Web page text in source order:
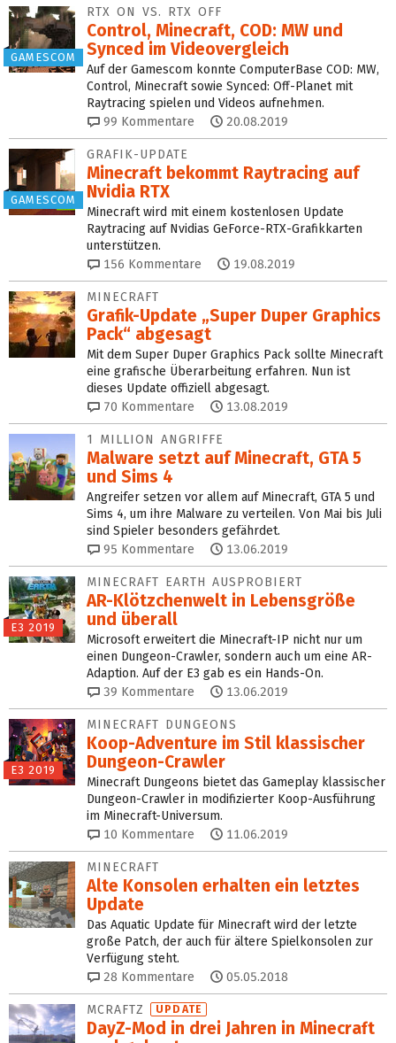
GAMESCOM
RTX ON VS. RTX OFF
Control, Minecraft, COD: MW und
Synced im Videovergleich
Auf der Gamescom konnte ComputerBase COD: MW,
Control, Minecraft sowie Synced: Off-Planet mit
Raytracing spielen und Videos aufnehmen.
99 Kommentare 20.08.2019
GAMESCOM
GRAFIK-UPDATE
Minecraft bekommt Raytracing auf
Nvidia RTX
Minecraft wird mit einem kostenlosen Update
Raytracing auf Nvidias GeForce-RTX-Grafikkarten
unterstützen.
156 Kommentare 19.08.2019
MINECRAFT
Grafik-Update „Super Duper Graphics
Pack“ abgesagt
Mit dem Super Duper Graphics Pack sollte Minecraft
eine grafische Überarbeitung erfahren. Nun ist
dieses Update offiziell abgesagt.
70 Kommentare 13.08.2019
1 MILLION ANGRIFFE
Malware setzt auf Minecraft, GTA 5
und Sims 4
Angreifer setzen vor allem auf Minecraft, GTA 5 und
Sims 4, um ihre Malware zu verteilen. Von Mai bis Juli
sind Spieler besonders gefährdet.
95 Kommentare 13.06.2019
E3 2019
MINECRAFT EARTH AUSPROBIERT
AR-Klötzchenwelt in Lebensgröße
und überall
Microsoft erweitert die Minecraft-IP nicht nur um
einen Dungeon-Crawler, sondern auch um eine AR-
Adaption. Auf der E3 gab es ein Hands-On.
39 Kommentare 13.06.2019
E3 2019
MINECRAFT DUNGEONS
Koop-Adventure im Stil klassischer
Dungeon-Crawler
Minecraft Dungeons bietet das Gameplay klassischer
Dungeon-Crawler in modifizierter Koop-Ausführung
im Minecraft-Universum.
10 Kommentare 11.06.2019
MINECRAFT
Alte Konsolen erhalten ein letztes
Update
Das Aquatic Update für Minecraft wird der letzte
große Patch, der auch für ältere Spielkonsolen zur
Verfügung steht.
28 Kommentare 05.05.2018
MCRAFTZ UPDATE
DayZ-Mod in drei Jahren in Minecraft